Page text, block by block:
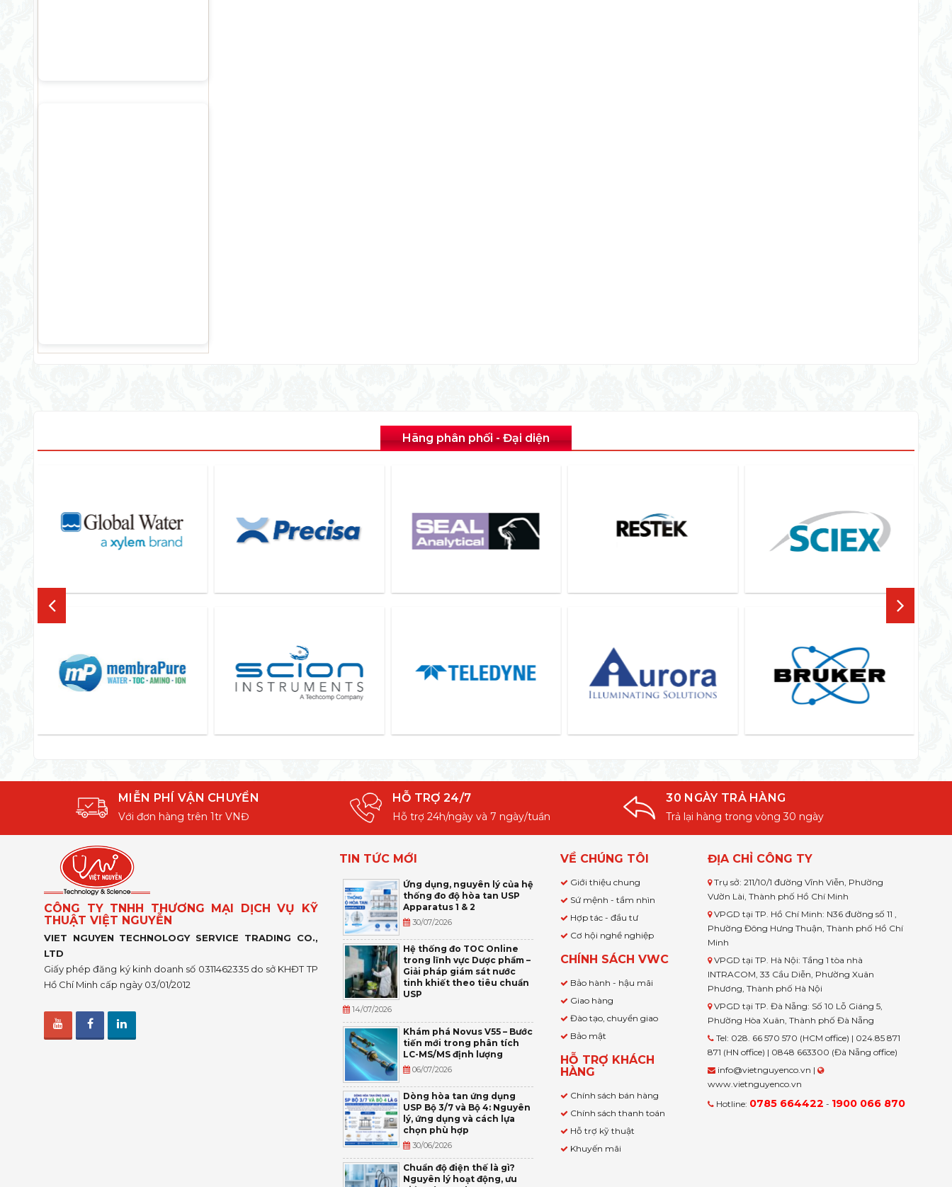
Hãng phân phối - Đại diện
MIỄN PHÍ VẬN CHUYỂN
Với đơn hàng trên 1tr VNĐ
HỖ TRỢ 24/7
Hỗ trợ 24h/ngày và 7 ngày/tuần
30 NGÀY TRẢ HÀNG
Trả lại hàng trong vòng 30 ngày
CÔNG TY TNHH THƯƠNG MẠI DỊCH VỤ KỸ
THUẬT VIỆT NGUYỄN
VIET NGUYEN TECHNOLOGY SERVICE TRADING CO.,
LTD
Giấy phép đăng ký kinh doanh số 0311462335 do sở KHĐT TP
Hồ Chí Minh cấp ngày 03/01/2012
TIN TỨC MỚI
Ứng dụng, nguyên lý của hệ
thống đo độ hòa tan USP
Apparatus 1 & 2
30/07/2026
Hệ thống đo TOC Online
trong lĩnh vực Dược phẩm –
Giải pháp giám sát nước
tinh khiết theo tiêu chuẩn
USP
14/07/2026
Khám phá Novus V55 – Bước
tiến mới trong phân tích
LC-MS/MS định lượng
06/07/2026
Dòng hòa tan ứng dụng
USP Bộ 3/7 và Bộ 4: Nguyên
lý, ứng dụng và cách lựa
chọn phù hợp
30/06/2026
Chuẩn độ điện thế là gì?
Nguyên lý hoạt động, ưu
VỀ CHÚNG TÔI
Giới thiệu chung
Sứ mệnh - tầm nhìn
Hợp tác - đầu tư
Cơ hội nghề nghiệp
CHÍNH SÁCH VWC
Bảo hành - hậu mãi
Giao hàng
Đào tạo, chuyển giao
Bảo mật
HỖ TRỢ KHÁCH
HÀNG
Chính sách bán hàng
Chính sách thanh toán
Hỗ trợ kỹ thuật
Khuyến mãi
ĐỊA CHỈ CÔNG TY
Trụ sở: 211/10/1 đường Vĩnh Viễn, Phường
Vườn Lài, Thành phố Hồ Chí Minh
VPGD tại TP. Hồ Chí Minh: N36 đường số 11 ,
Phường Đông Hưng Thuận, Thành phố Hồ Chí
Minh
VPGD tại TP. Hà Nội: Tầng 1 tòa nhà
INTRACOM, 33 Cầu Diễn, Phường Xuân
Phương, Thành phố Hà Nội
VPGD tại TP. Đà Nẵng: Số 10 Lỗ Giáng 5,
Phường Hòa Xuân, Thành phố Đà Nẵng
Tel: 028. 66 570 570 (HCM office) | 024.85 871
871 (HN office) | 0848 663300 (Đà Nẵng office)
info@vietnguyenco.vn |
www.vietnguyenco.vn
Hotline: 0785 664422 - 1900 066 870